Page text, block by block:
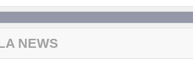
NEWS